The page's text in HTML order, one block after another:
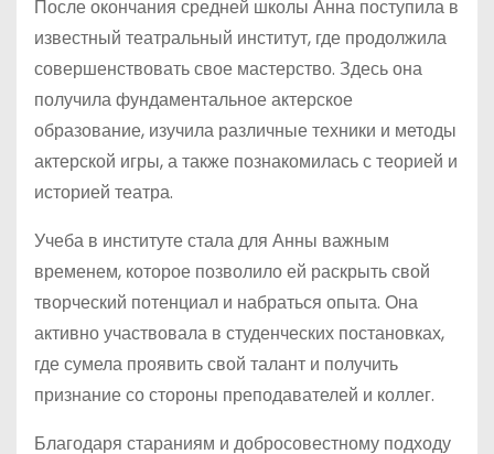
После окончания средней школы Анна поступила в
известный театральный институт, где продолжила
совершенствовать свое мастерство. Здесь она
получила фундаментальное актерское
образование, изучила различные техники и методы
актерской игры, а также познакомилась с теорией и
историей театра.
Учеба в институте стала для Анны важным
временем, которое позволило ей раскрыть свой
творческий потенциал и набраться опыта. Она
активно участвовала в студенческих постановках,
где сумела проявить свой талант и получить
признание со стороны преподавателей и коллег.
Благодаря стараниям и добросовестному подходу